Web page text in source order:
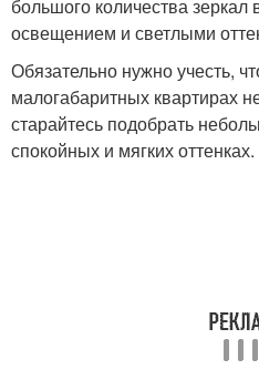
большого количества
освещением и светлыми
Обязательно нужно учесть,
малогабаритных квартирах
старайтесь подобрать
спокойных и мягких оттенках.